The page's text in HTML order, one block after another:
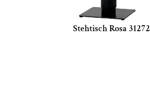
Stehtisch Rosa 31272